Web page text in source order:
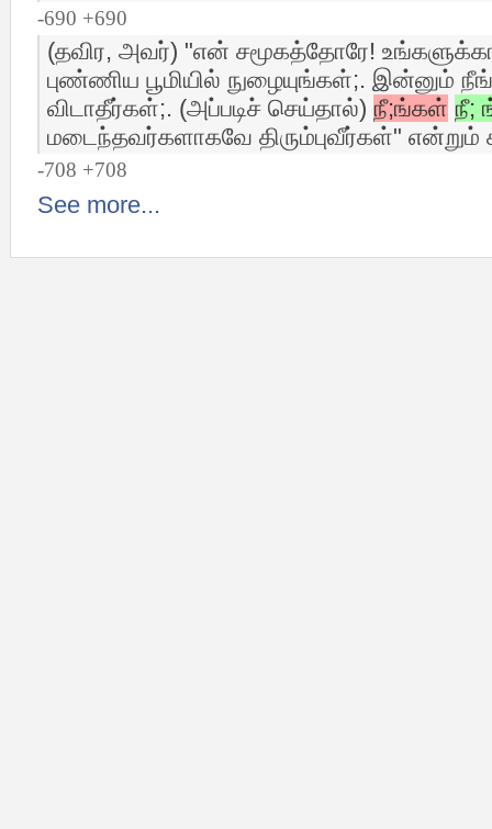
-690 +690
(தவிர, அவர்) "என் சமூகத்தோரே!
புண்ணிய பூமியில் நுழையுங்கள்;. இன்னும்
விடாதீர்கள்;. (அப்படிச் செய்தால்) நீ;ங்கள் நீ;
மடைந்தவர்களாகவே திரும்புவீர்கள்" என்றும்
-708 +708
See more...